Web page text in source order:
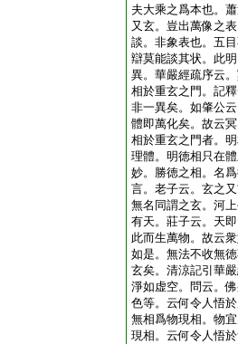
夫大乘之爲本也。
又玄。豈出萬像之
談。非象表也。五
辯莫能談其状。此
異。華嚴經疏序云
相於重玄之門。記
非一異矣。如肇公
體即萬化矣。故云
相於重玄之門者。
理體。明徳相只在
妙。勝徳之相。名
言。老子云。玄之
無名同謂之玄。河
有天。莊子云。天
此而生萬物。故云
如是。無法不收無
玄矣。清涼記引華
淨如虚空。問云。
色等。云何令人悟
無相爲物現相。物
現相。云何令人悟